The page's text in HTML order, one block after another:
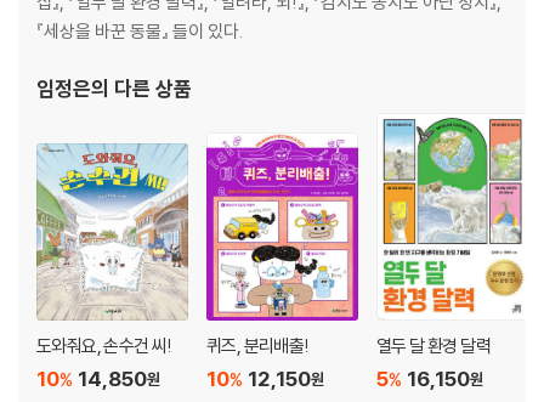
『세상을 바꾼 동물』 들이 있다.
임정은의 다른 상품
도와줘요, 손수건 씨!
14,850원
10%
퀴즈, 분리배출!
12,150원
10%
열두 달 환경 달력
16,150원
5%